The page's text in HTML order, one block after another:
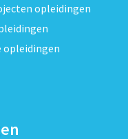
opleidingen
opleidingen